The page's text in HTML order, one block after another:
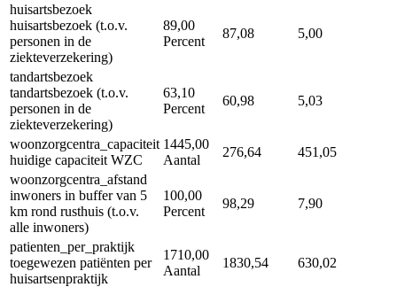
huisartsbezoek
huisartsbezoek (t.o.v.
personen in de
ziekteverzekering)
89,00
Percent
87,08 5,00
tandartsbezoek
tandartsbezoek (t.o.v.
personen in de
ziekteverzekering)
63,10
Percent
60,98 5,03
woonzorgcentra_capaciteit
huidige capaciteit WZC
1445,00
Aantal
276,64
451,05
woonzorgcentra_afstand
inwoners in buffer van 5
km rond rusthuis (t.o.v.
alle inwoners)
100,00
Percent
98,29 7,90
patienten_per_praktijk
toegewezen patiënten per
huisartsenpraktijk
1710,00
Aantal
1830,54 630,02